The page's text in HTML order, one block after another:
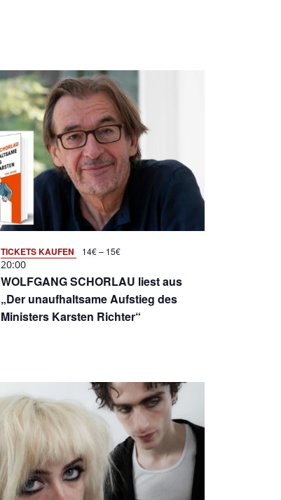
WOLFGANG SCHORLAU liest aus
„Der unaufhaltsame Aufstieg des
Ministers Karsten Richter“
20:00
TICKETS KAUFEN 14€ – 15€